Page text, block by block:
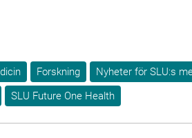
Forskning
Nyheter för SLU:s
SLU Future One Health